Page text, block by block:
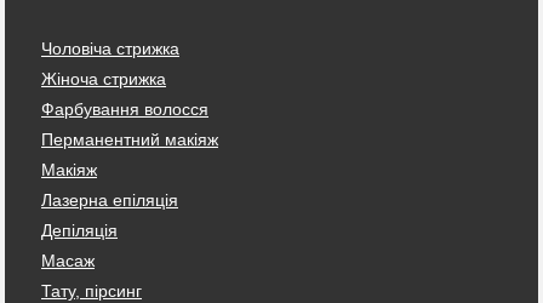
Чоловіча стрижка
Жіноча стрижка
Фарбування волосся
Перманентний макіяж
Макіяж
Лазерна епіляція
Депіляція
Масаж
Тату, пірсинг